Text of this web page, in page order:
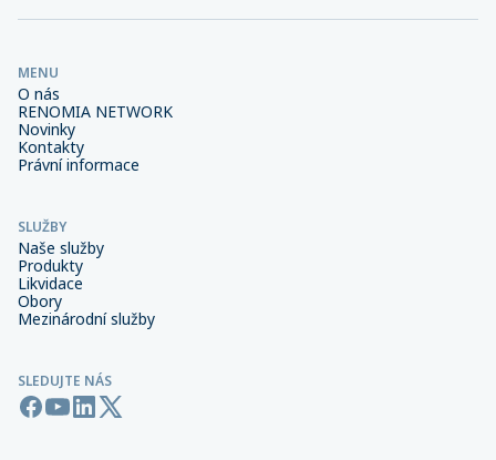
MENU
O nás
RENOMIA NETWORK
Novinky
Kontakty
Právní informace
SLUŽBY
Naše služby
Produkty
Likvidace
Obory
Mezinárodní služby
SLEDUJTE NÁS